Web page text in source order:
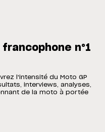
n°1
l'intensité du Moto GP
interviews, analyses,
de la moto à portée